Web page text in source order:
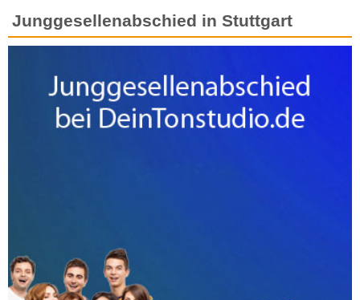
Junggesellenabschied in Stuttgart